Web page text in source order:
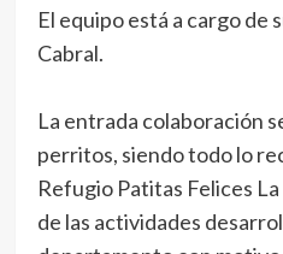
El equipo está a cargo de
Cabral.
La entrada colaboración
perritos, siendo todo lo
Refugio Patitas Felices
de las actividades